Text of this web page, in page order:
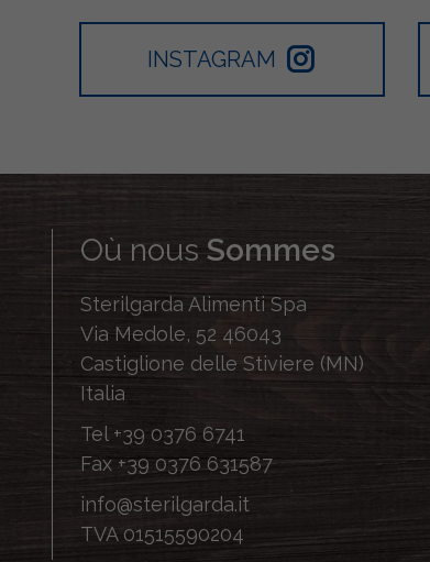
INSTAGRAM
Où nousSommes
Sterilgarda Alimenti Spa
Via Medole, 52 46043
Castiglione delle Stiviere (MN)
Italia
Tel +39 0376 6741
Fax +39 0376 631587
info@sterilgarda.it
TVA 01515590204